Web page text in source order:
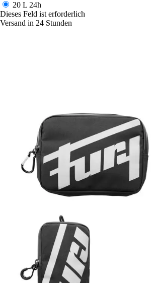
20 L 24h
Dieses Feld ist erforderlich
Versand in 24 Stunden